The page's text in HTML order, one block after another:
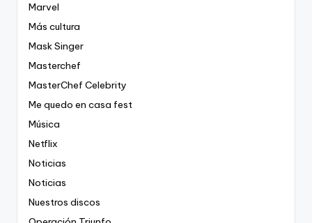
Marvel
Más cultura
Mask Singer
Masterchef
MasterChef Celebrity
Me quedo en casa fest
Música
Netflix
Noticias
Noticias
Nuestros discos